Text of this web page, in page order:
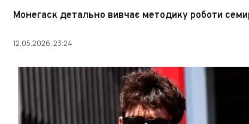
Монегаск детально вивчає методику роботи
12.05.2026, 23:24